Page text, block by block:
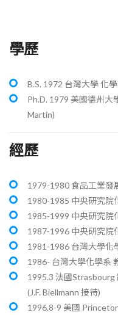
學歷
B.S. 1972 台灣大學 化
Ph.D. 1979 美國德州大
Martin)
經歷
1979-1980 食品工業發
1980-1985 中央研究院
1985-1999 中央研究院
1987-1996 中央研究院
1981-1986 台灣大學化
1986- 台灣大學化學系
1995.3 法國
(J.F. Biellmann 接待)
1996.8-9 美國